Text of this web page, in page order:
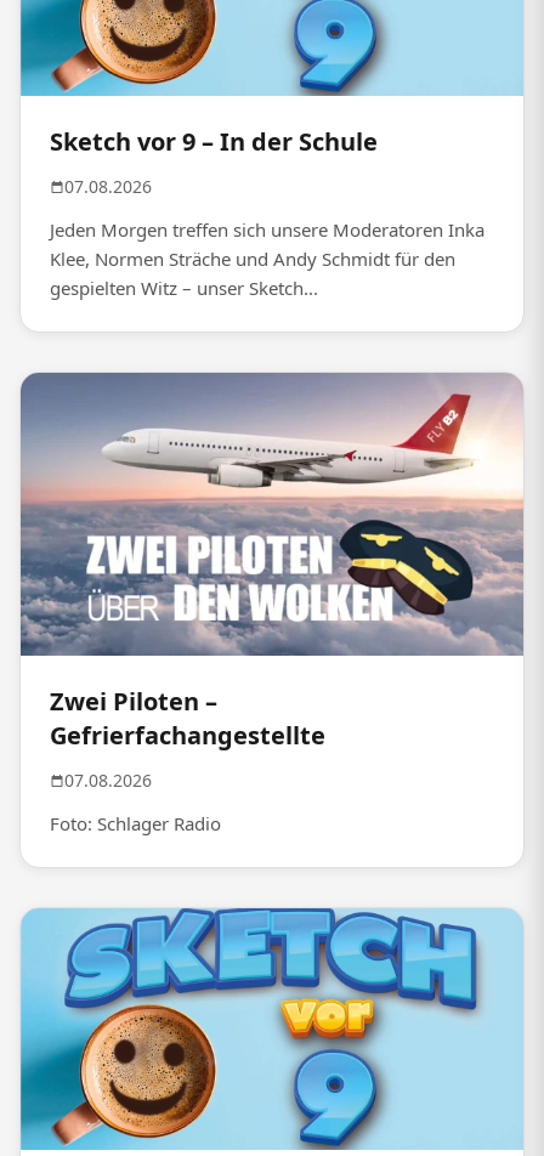
Sketch vor 9 – In der Schule
07.08.2026
Jeden Morgen treffen sich unsere Moderatoren Inka
Klee, Normen Sträche und Andy Schmidt für den
gespielten Witz – unser Sketch...
Zwei Piloten –
Gefrierfachangestellte
07.08.2026
Foto: Schlager Radio